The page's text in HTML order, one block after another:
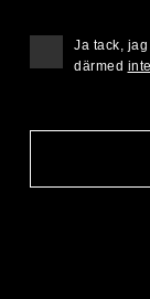
Ja tack,
därmed